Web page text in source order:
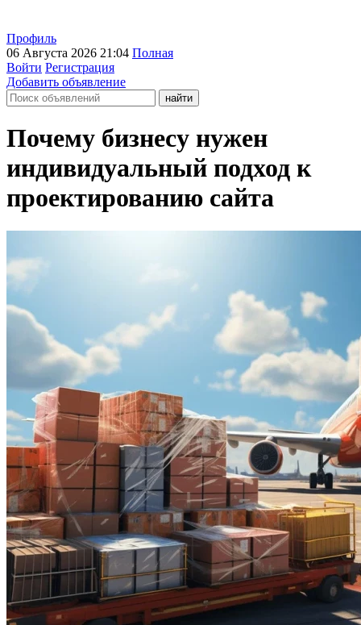
Профиль
06 Августа 2026 21:04 Полная
Войти Регистрация
Добавить объявление
Почему бизнесу нужен
индивидуальный подход к
проектированию сайта